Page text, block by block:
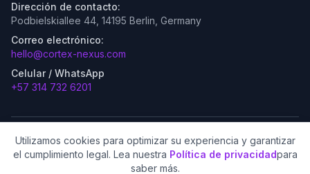
Dirección de contacto:
Podbielskiallee 44, 14195 Berlin, Germany
Correo electrónico:
hello@cortex-nexus.com
Celular / WhatsApp
+57 314 732 6201
©2026Cortex Nexus S.A.S. – Agencia de IA especializada en
Berlín y Medellín. Fundada por el Dr. Jan–Luca Stampf. Todos
Utilizamos cookies para optimizar su experiencia y garantizar
el cumplimiento legal. Lea nuestra Política de privacidadpara
saber más.